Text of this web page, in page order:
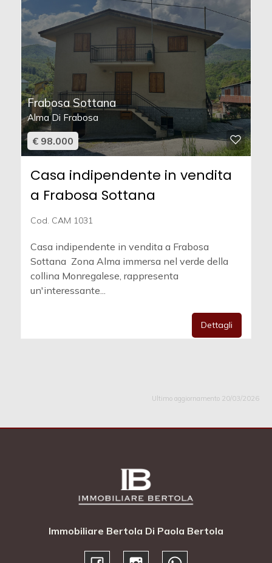
Frabosa Sottana
Alma Di Frabosa
€ 98.000
Casa indipendente in vendita
a Frabosa Sottana
Cod. CAM 1031
Casa indipendente in vendita a Frabosa
Sottana  Zona Alma immersa nel verde della
collina Monregalese, rappresenta
un'interessante...
Dettagli
Ultimo aggiornamento 20/03/2026
Immobiliare Bertola Di Paola Bertola